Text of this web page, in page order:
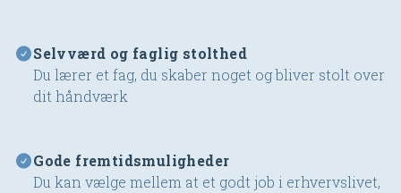
Selvværd og faglig stolthed
Du lærer et fag, du skaber noget og bliver stolt over
dit håndværk
Gode fremtidsmuligheder
Du kan vælge mellem at et godt job i erhvervslivet,